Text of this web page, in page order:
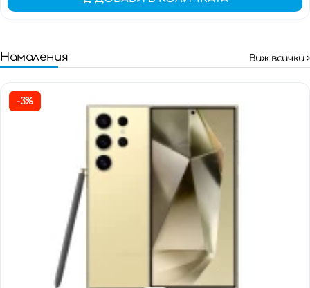
Намаления Виж всички
-3%